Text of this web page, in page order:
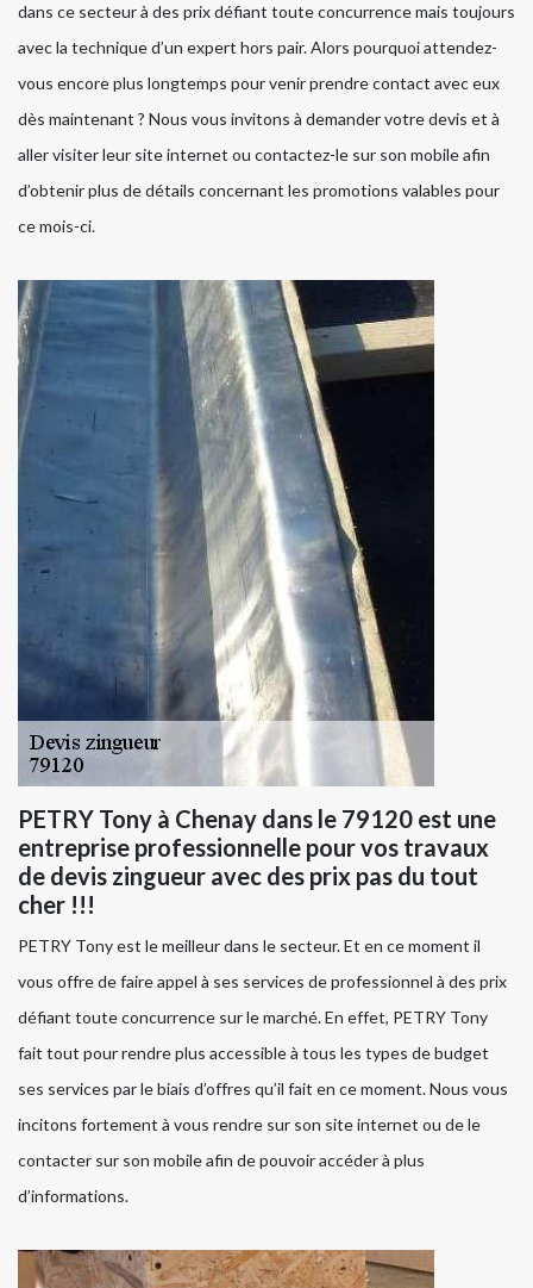
dans ce secteur à des prix défiant toute concurrence mais toujours
avec la technique d’un expert hors pair. Alors pourquoi attendez-
vous encore plus longtemps pour venir prendre contact avec eux
dès maintenant ? Nous vous invitons à demander votre devis et à
aller visiter leur site internet ou contactez-le sur son mobile afin
d’obtenir plus de détails concernant les promotions valables pour
ce mois-ci.
PETRY Tony à Chenay dans le 79120 est une
entreprise professionnelle pour vos travaux
de devis zingueur avec des prix pas du tout
cher !!!
PETRY Tony est le meilleur dans le secteur. Et en ce moment il
vous offre de faire appel à ses services de professionnel à des prix
défiant toute concurrence sur le marché. En effet, PETRY Tony
fait tout pour rendre plus accessible à tous les types de budget
ses services par le biais d’offres qu’il fait en ce moment. Nous vous
incitons fortement à vous rendre sur son site internet ou de le
contacter sur son mobile afin de pouvoir accéder à plus
d’informations.